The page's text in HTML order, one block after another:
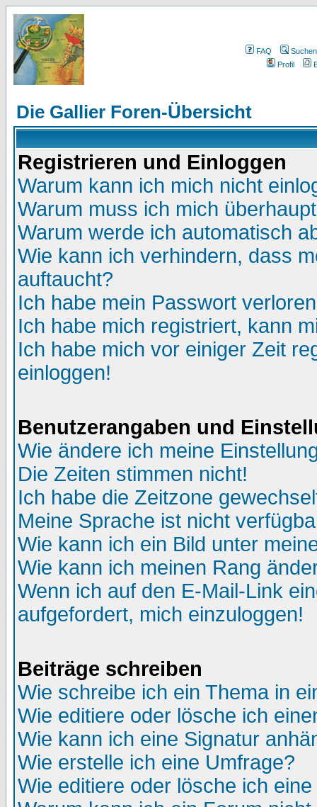
FAQ
Suchen
Profil
Die Gallier Foren-Übersicht
Registrieren und Einloggen
Warum kann ich mich nicht
Warum muss ich mich
Warum werde ich automatisch
Wie kann ich verhindern, dass
auftaucht?
Ich habe mein Passwort
Ich habe mich registriert, kann
Ich habe mich vor einiger Zeit
einloggen!
Benutzerangaben und
Wie ändere ich meine
Die Zeiten stimmen nicht!
Ich habe die Zeitzone
Meine Sprache ist nicht
Wie kann ich ein Bild unter
Wie kann ich meinen Rang
Wenn ich auf den E-Mail-Link
aufgefordert, mich einzuloggen!
Beiträge schreiben
Wie schreibe ich ein Thema in
Wie editiere oder lösche ich
Wie kann ich eine Signatur
Wie erstelle ich eine Umfrage?
Wie editiere oder lösche ich